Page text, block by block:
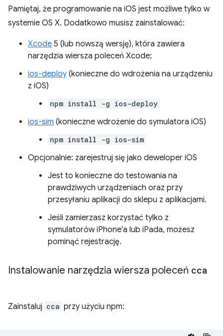
Pamiętaj, że programowanie na iOS jest możliwe tylko w
systemie OS X. Dodatkowo musisz zainstalować:
Xcode 5 (lub nowszą wersję), która zawiera
narzędzia wiersza poleceń Xcode;
ios-deploy (konieczne do wdrożenia na urządzeniu
z iOS)
npm install -g ios-deploy
ios-sim (konieczne wdrożenie do symulatora iOS)
npm install -g ios-sim
Opcjonalnie: zarejestruj się jako deweloper iOS
Jest to konieczne do testowania na
prawdziwych urządzeniach oraz przy
przesyłaniu aplikacji do sklepu z aplikacjami.
Jeśli zamierzasz korzystać tylko z
symulatorów iPhone'a lub iPada, możesz
pominąć rejestrację.
Instalowanie narzędzia wiersza poleceń cca
Zainstaluj cca przy użyciu npm: